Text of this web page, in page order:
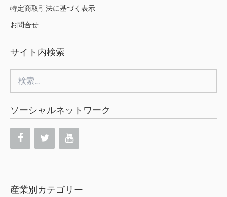
特定商取引法に基づく表示
お問合せ
サイト内検索
索:
ソーシャルネットワーク
産業別カテゴリー